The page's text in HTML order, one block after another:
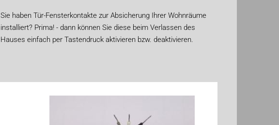
Sie haben Tür-Fensterkontakte zur Absicherung Ihrer Wohnräume
installiert? Prima! - dann können Sie diese beim Verlassen des
Hauses einfach per Tastendruck aktivieren bzw. deaktivieren.